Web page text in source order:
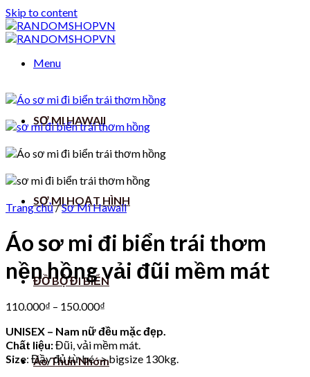
Skip to content
Menu
SƠ MI HAWAII
SƠ MI HOẠT HÌNH
ĐỒ BỘ ĐI BIỂN
Áo Thun Nhóm
Trang chủ/Sơ Mi Hawaii
Áo sơ mi đi biển trái thơm
nền hồng vải đũi mềm mát
110.000₫ – 150.000₫
UNISEX – Nam nữ đều mặc đẹp.
Chất liệu:Đũi, vải mềm mát.
Size: Đầy đủ từ bé -> bigsize 130kg.